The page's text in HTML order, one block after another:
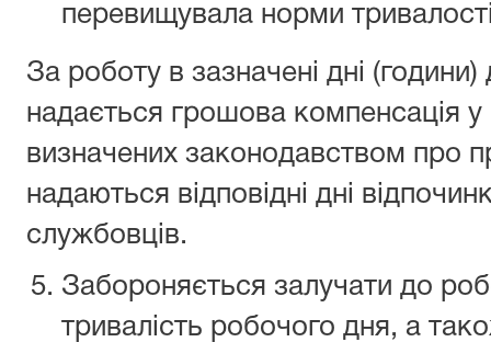
перевищувала норми
За роботу в зазначені дні
надається грошова компенсація у
визначених законодавством про
надаються відповідні дні
службовців.
Забороняється залучати до
тривалість робочого дня, а